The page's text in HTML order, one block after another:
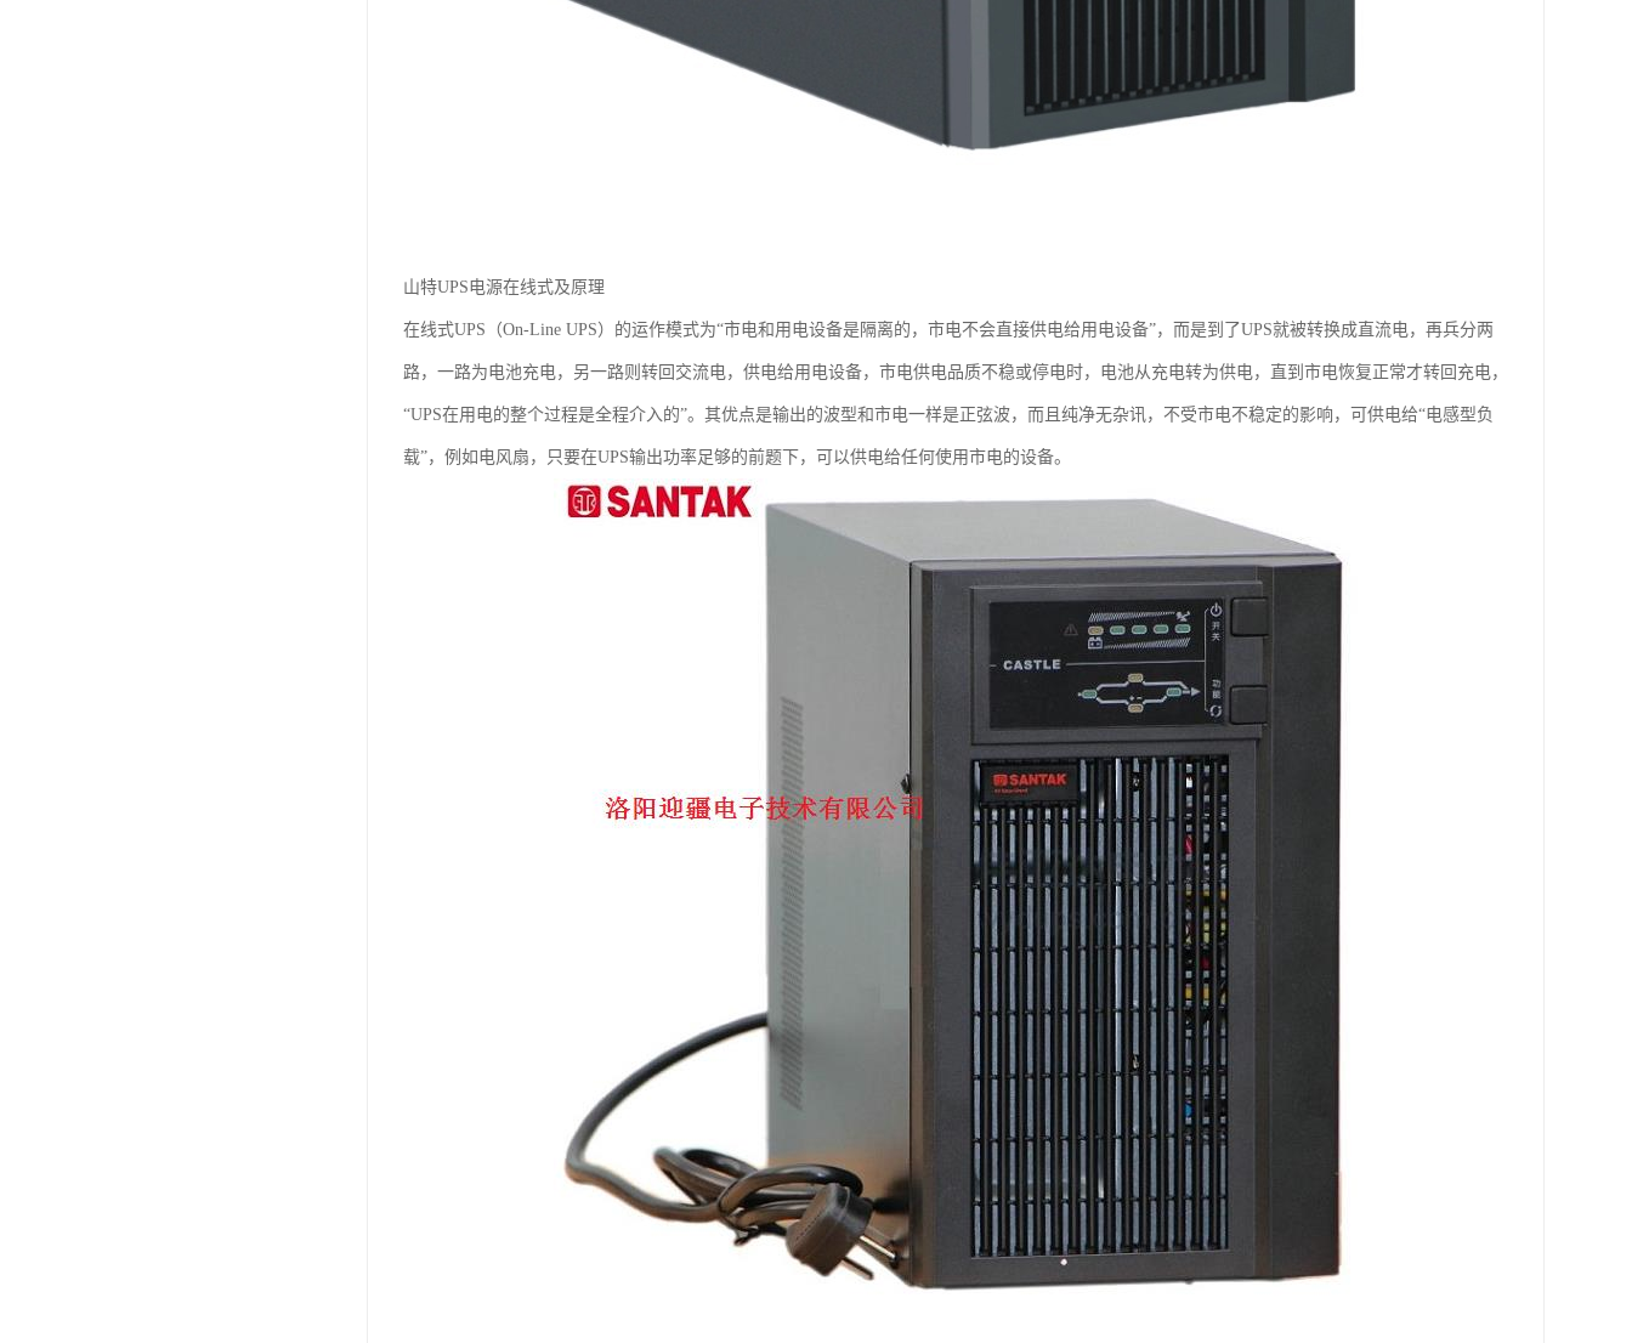
山特UPS电源在线式及原理
在线式UPS（On-Line UPS）的运作模式为“市电和用电设备是隔离的，市电不会直接供电给用电设备”，而是到了UPS就被转换成直流电，再兵分两
路，一路为电池充电，另一路则转回交流电，供电给用电设备，市电供电品质不稳或停电时，电池从充电转为供电，直到市电恢复正常才转回充电，
“UPS在用电的整个过程是全程介入的”。其优点是输出的波型和市电一样是正弦波，而且纯净无杂讯，不受市电不稳定的影响，可供电给“电感型负
载”，例如电风扇，只要在UPS输出功率足够的前题下，可以供电给任何使用市电的设备。